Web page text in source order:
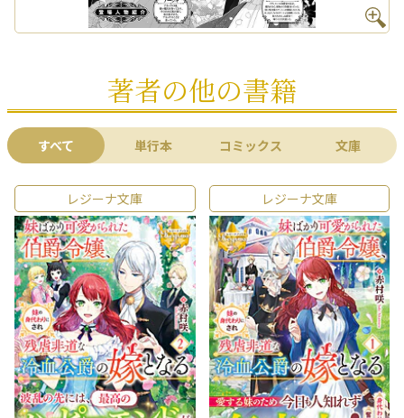
著者の他の書籍
すべて 単行本 コミックス 文庫
レジーナ文庫 レジーナ文庫